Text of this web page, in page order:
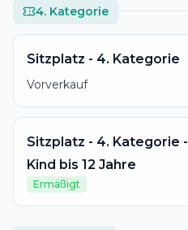
4. Kategorie
Sitzplatz - 4. Kategorie
Vorverkauf
Sitzplatz - 4. Kategorie -
Kind bis 12 Jahre
Ermäßigt